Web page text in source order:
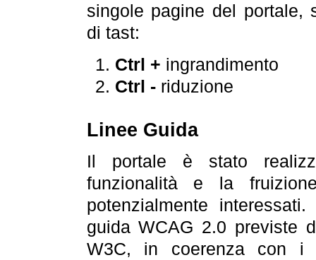
singole pagine del portale,
di tast:
Ctrl + ingrandimento
Ctrl -riduzione
Linee Guida
Il portale è stato
funzionalità e la
potenzialmente
guida WCAG 2.0 previste
W3C, in coerenza con i